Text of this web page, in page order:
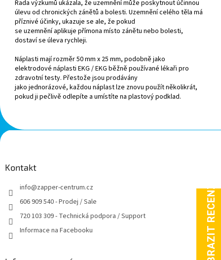
Řada výzkumů ukázala, že uzemněnímůže poskytnoutúčinnou
úlevu od chronických zánětů a bolesti. Uzemněnícelého těla má
příznivé účinky, ukazuje se ale, že pokud
se uzemnění aplikuje přímona místo zánětu nebo bolesti,
dostaví se úleva rychleji.
Náplasti mají rozměr50 mm x 25 mm, podobně jako
elektrodové náplasti EKG /EKG běžně používané lékaři pro
zdravotnítesty. Přestože jsou prodávány
jako jednorázové, každou náplastlze znovu použítněkolikrát,
pokud ji pečlivě odlepíte a umístíte na plastový podklad.
Z
á
Kontakt
info@zapper-centrum.cz
606 909 540 - Prodej / Sale
720 103 309 - Technická podpora / Support
Informace na Facebooku